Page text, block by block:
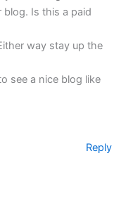
Is this a paid
way stay up the
see a nice blog like
Reply